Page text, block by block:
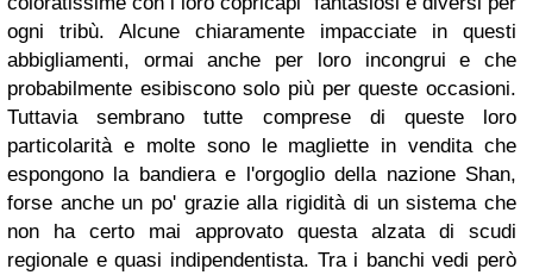
ogni tribù. Alcune chiaramente impacciate in questi
abbigliamenti, ormai anche per loro incongrui e che
probabilmente esibiscono solo più per queste occasioni.
Tuttavia sembrano tutte comprese di queste loro
particolarità e molte sono le magliette in vendita che
espongono la bandiera e l'orgoglio della nazione Shan,
forse anche un po' grazie alla rigidità di un sistema che
non ha certo mai approvato questa alzata di scudi
regionale e quasi indipendentista. Tra i banchi vedi però